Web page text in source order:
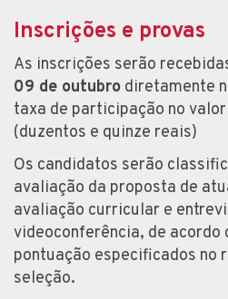
Inscrições e provas
As inscrições serão
09 de outubro diretamente
taxa de participação no
(duzentos e quinze reais)
Os candidatos serão
avaliação da proposta de
avaliação curricular e
videoconferência, de acordo
pontuação especificados no
seleção.